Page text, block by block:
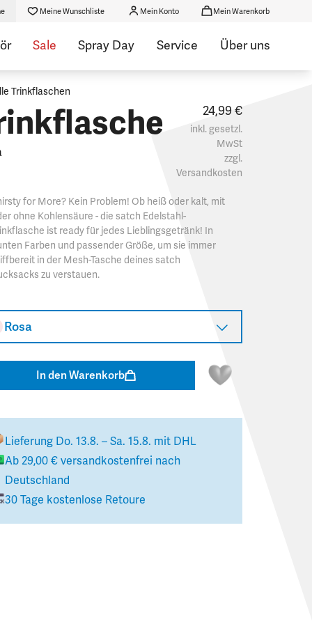
Meine Wunschliste Mein Konto Mein Warenkorb
Sale Spray Day Service Über uns
Trinkflaschen
24,99 €
inkl. gesetzl.
MwSt
zzgl.
Versandkosten
for More? Kein Problem! Ob heiß oder kalt, mit
ohne Kohlensäure - die satch Edelstahl-
ist ready für jedes Lieblingsgetränk! In
Farben und passender Größe, um sie immer
in der Mesh-Tasche deines satch
zu verstauen.
Rosa
In den Warenkorb
Lieferung Do. 13.8. – Sa. 15.8. mit DHL
Ab 29,00 €versandkostenfrei nach
Deutschland
30 Tage kostenlose Retoure